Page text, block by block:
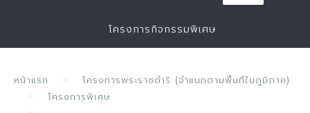
โครงการกิจกรรมพิเศษ
หน้าแรก
โครงการพระราชดำริ (จำแนกตามพื้นที่ในภูมิภาค)
โครงการพิเศษ